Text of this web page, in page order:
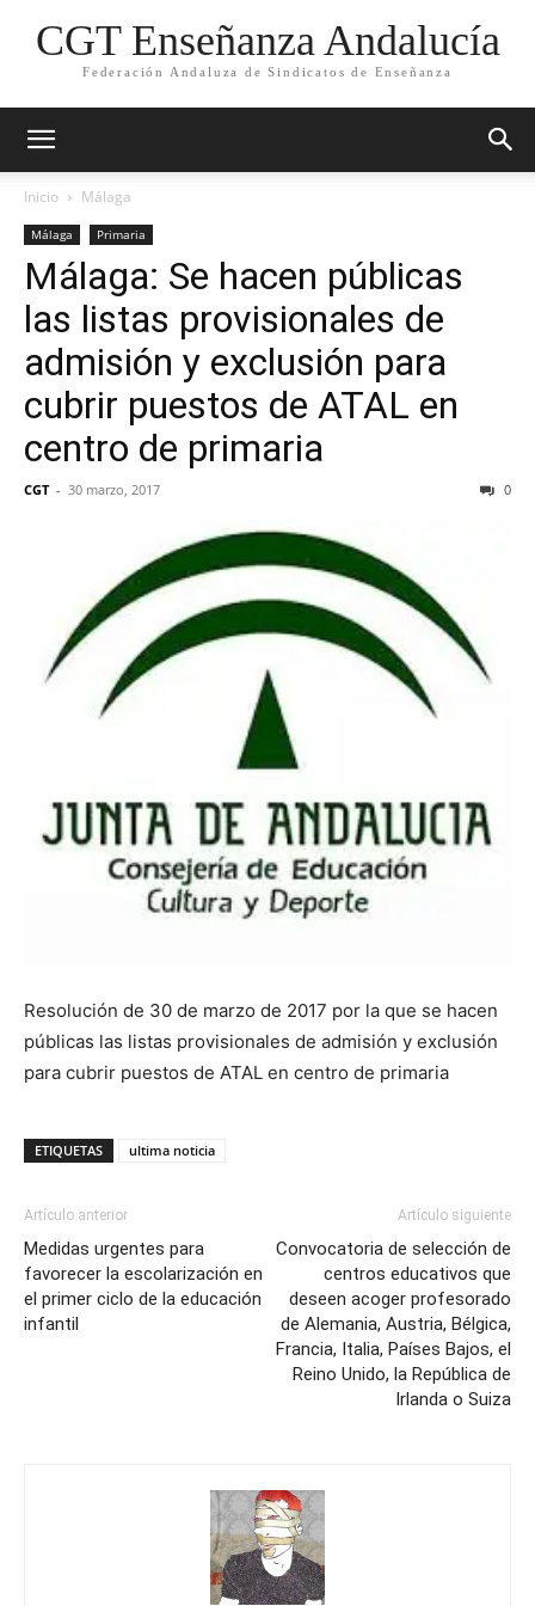
CGT Enseñanza Andalucía
Federación Andaluza de Sindicatos de Enseñanza
Inicio Málaga
Málaga Primaria
Málaga: Se hacen públicas
las listas provisionales de
admisión y exclusión para
cubrir puestos de ATAL en
centro de primaria
CGT - 30 marzo, 2017 0
Resolución de 30 de marzo de 2017 por la que se hacen
públicas las listas provisionales de admisión y exclusión
para cubrir puestos de ATAL en centro de primaria
ETIQUETAS ultima noticia
Artículo anterior
Medidas urgentes para
favorecer la escolarización en
el primer ciclo de la educación
infantil
Artículo siguiente
Convocatoria de selección de
centros educativos que
deseen acoger profesorado
de Alemania, Austria, Bélgica,
Francia, Italia, Países Bajos, el
Reino Unido, la República de
Irlanda o Suiza